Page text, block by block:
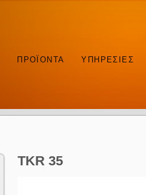
ΠΡΟΪΟΝΤΑ ΥΠΗΡΕΣΙΕΣ
TKR 35